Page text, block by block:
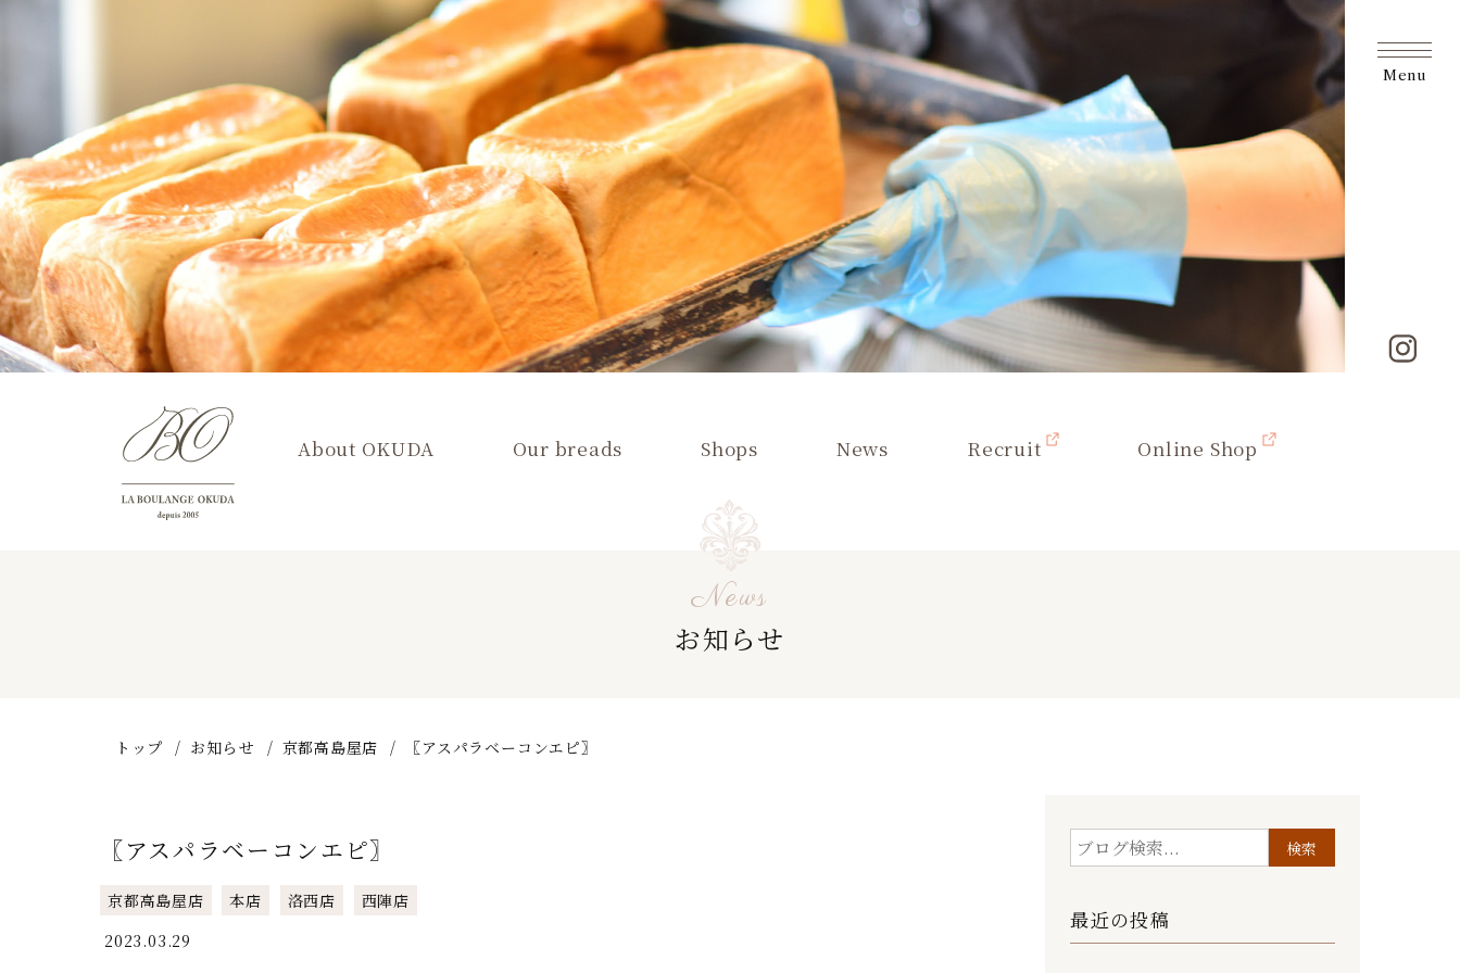
Menu
About OKUDA Our breads Shops News Recruit Online Shop
News
お知らせ
トップ お知らせ 京都高島屋店 〖アスパラベーコンエピ〗
〖アスパラベーコンエピ〗
京都高島屋店 本店 洛西店
西陣店
2023.03.29
最近の投稿